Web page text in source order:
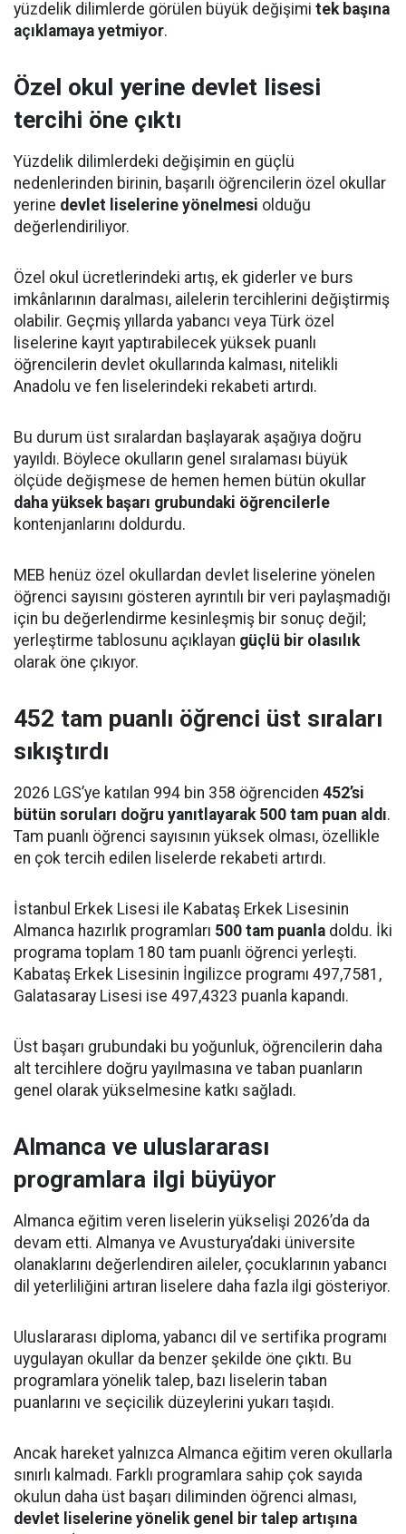
yüzdelik dilimlerde görülen büyük değişimi tek başına
açıklamaya yetmiyor.
Özel okul yerine devlet lisesi
tercihi öne çıktı
Yüzdelik dilimlerdeki değişimin en güçlü
nedenlerinden birinin, başarılı öğrencilerin özel okullar
yerine devlet liselerine yönelmesi olduğu
değerlendiriliyor.
Özel okul ücretlerindeki artış, ek giderler ve burs
imkânlarının daralması, ailelerin tercihlerini değiştirmiş
olabilir. Geçmiş yıllarda yabancı veya Türk özel
liselerine kayıt yaptırabilecek yüksek puanlı
öğrencilerin devlet okullarında kalması, nitelikli
Anadolu ve fen liselerindeki rekabeti artırdı.
Bu durum üst sıralardan başlayarak aşağıya doğru
yayıldı. Böylece okulların genel sıralaması büyük
ölçüde değişmese de hemen hemen bütün okullar
daha yüksek başarı grubundaki öğrencilerle
kontenjanlarını doldurdu.
MEB henüz özel okullardan devlet liselerine yönelen
öğrenci sayısını gösteren ayrıntılı bir veri paylaşmadığı
için bu değerlendirme kesinleşmiş bir sonuç değil;
yerleştirme tablosunu açıklayan güçlü bir olasılık
olarak öne çıkıyor.
452 tam puanlı öğrenci üst sıraları
sıkıştırdı
2026 LGS’ye katılan 994 bin 358 öğrenciden 452’si
bütün soruları doğru yanıtlayarak 500 tam puan aldı.
Tam puanlı öğrenci sayısının yüksek olması, özellikle
en çok tercih edilen liselerde rekabeti artırdı.
İstanbul Erkek Lisesi ile Kabataş Erkek Lisesinin
Almanca hazırlık programları 500 tam puanla doldu. İki
programa toplam 180 tam puanlı öğrenci yerleşti.
Kabataş Erkek Lisesinin İngilizce programı 497,7581,
Galatasaray Lisesi ise 497,4323 puanla kapandı.
Üst başarı grubundaki bu yoğunluk, öğrencilerin daha
alt tercihlere doğru yayılmasına ve taban puanların
genel olarak yükselmesine katkı sağladı.
Almanca ve uluslararası
programlara ilgi büyüyor
Almanca eğitim veren liselerin yükselişi 2026’da da
devam etti. Almanya ve Avusturya’daki üniversite
olanaklarını değerlendiren aileler, çocuklarının yabancı
dil yeterliliğini artıran liselere daha fazla ilgi gösteriyor.
Uluslararası diploma, yabancı dil ve sertifika programı
uygulayan okullar da benzer şekilde öne çıktı. Bu
programlara yönelik talep, bazı liselerin taban
puanlarını ve seçicilik düzeylerini yukarı taşıdı.
Ancak hareket yalnızca Almanca eğitim veren okullarla
sınırlı kalmadı. Farklı programlara sahip çok sayıda
okulun daha üst başarı diliminden öğrenci alması,
devlet liselerine yönelik genel bir talep artışına